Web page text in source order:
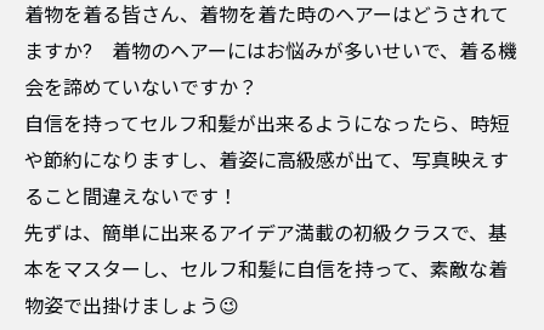
着物を着る皆さん、着物を着た時のヘアーはどうされて
ますか? 着物のヘアーにはお悩みが多いせいで、着る機
会を諦めていないですか？
自信を持ってセルフ和髪が出来るようになったら、時短
や節約になりますし、着姿に高級感が出て、写真映えす
ること間違えないです！
先ずは、簡単に出来るアイデア満載の初級クラスで、基
本をマスターし、セルフ和髪に自信を持って、素敵な着
物姿で出掛けましょう😉